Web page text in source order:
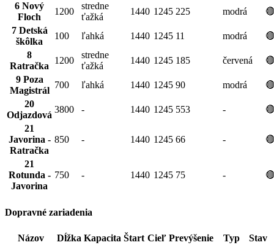
6 Nový
Floch
1200
stredne
ťažká
1440 1245 225 modrá
7 Detská
škôlka
100 ľahká 1440 1245 11 modrá
8
Ratračka
1200
stredne
ťažká
1440 1245 185 červená
9 Poza
Magistrál
700 ľahká 1440 1245 90 modrá
20
Odjazdová
3800 - 1440 1245 553 -
21
Javorina -
Ratračka
850 - 1440 1245 66 -
21
Rotunda -
Javorina
750 - 1440 1245 75 -
Dopravné zariadenia
Názov Dĺžka Kapacita Štart Cieľ Prevýšenie Typ
Stav